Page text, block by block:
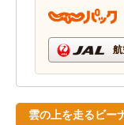
雲の上を走るビ